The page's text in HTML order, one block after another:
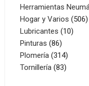
Herramientas
Hogar y Varios 506
Lubricantes 1010
Pinturas 8686
productos
Plomería 314314
Tornillería 8383